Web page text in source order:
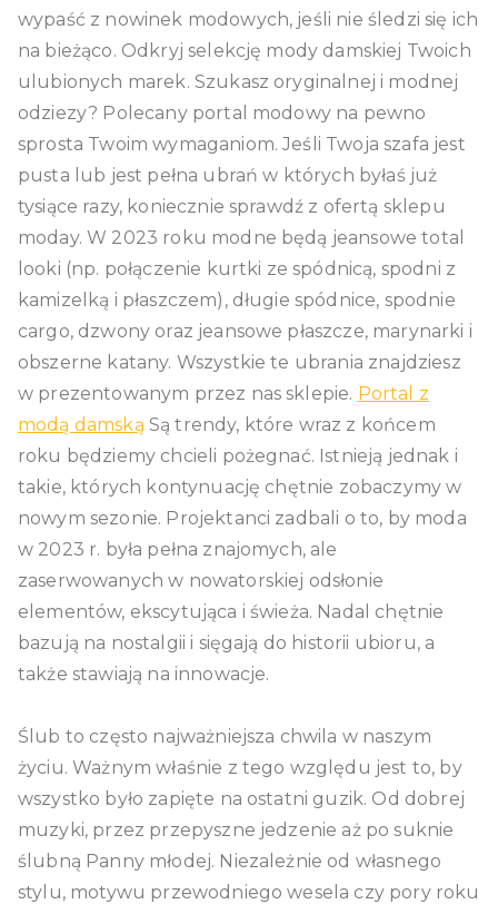
wypaść z nowinek modowych, jeśli nie śledzi się ich
na bieżąco. Odkryj selekcję mody damskiej Twoich
ulubionych marek. Szukasz oryginalnej i modnej
odziezy? Polecany portal modowy na pewno
sprosta Twoim wymaganiom. Jeśli Twoja szafa jest
pusta lub jest pełna ubrań w których byłaś już
tysiące razy, koniecznie sprawdź z ofertą sklepu
moday. W 2023 roku modne będą jeansowe total
looki (np. połączenie kurtki ze spódnicą, spodni z
kamizelką i płaszczem), długie spódnice, spodnie
cargo, dzwony oraz jeansowe płaszcze, marynarki i
obszerne katany. Wszystkie te ubrania znajdziesz
w prezentowanym przez nas sklepie. Portal z
modą damską Są trendy, które wraz z końcem
roku będziemy chcieli pożegnać. Istnieją jednak i
takie, których kontynuację chętnie zobaczymy w
nowym sezonie. Projektanci zadbali o to, by moda
w 2023 r. była pełna znajomych, ale
zaserwowanych w nowatorskiej odsłonie
elementów, ekscytująca i świeża. Nadal chętnie
bazują na nostalgii i sięgają do historii ubioru, a
także stawiają na innowacje.
Ślub to często najważniejsza chwila w naszym
życiu. Ważnym właśnie z tego względu jest to, by
wszystko było zapięte na ostatni guzik. Od dobrej
muzyki, przez przepyszne jedzenie aż po suknie
ślubną Panny młodej. Niezależnie od własnego
stylu, motywu przewodniego wesela czy pory roku